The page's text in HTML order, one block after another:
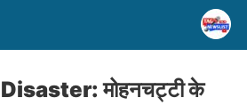
मोहनचट्टी के